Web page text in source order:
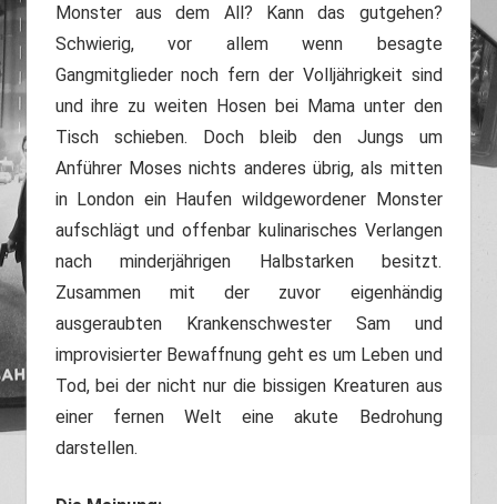
Monster aus dem All? Kann das gutgehen?
Schwierig, vor allem wenn besagte
Gangmitglieder noch fern der Volljährigkeit sind
und ihre zu weiten Hosen bei Mama unter den
Tisch schieben. Doch bleib den Jungs um
Anführer Moses nichts anderes übrig, als mitten
in London ein Haufen wildgewordener Monster
aufschlägt und offenbar kulinarisches Verlangen
nach minderjährigen Halbstarken besitzt.
Zusammen mit der zuvor eigenhändig
ausgeraubten Krankenschwester Sam und
improvisierter Bewaffnung geht es um Leben und
Tod, bei der nicht nur die bissigen Kreaturen aus
einer fernen Welt eine akute Bedrohung
darstellen.